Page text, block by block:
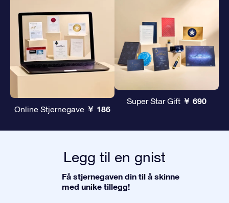
Online Stjernegave ￥ 186
Super Star Gift ￥ 690
Legg til en gnist
Få stjernegaven din til å skinne
med unike tillegg!